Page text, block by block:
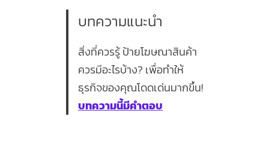
บทความแนะนำ
สิ่งที่ควรรู้ ป้ายโฆษณาสินค้า
ควรมีอะไรบ้าง? เพื่อทำให้
ธุรกิจของคุณโดดเด่นมากขึ้น!
บทความนี้มีคำตอบ